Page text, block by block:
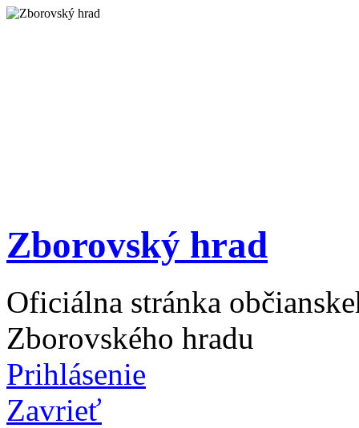
Zborovský hrad
Oficiálna stránka
Zborovského hradu
Prihlásenie
Zavrieť